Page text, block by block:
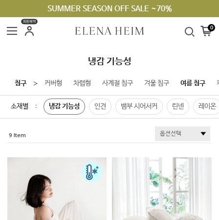
SUMMER SEASON OFF SALE ~70%
회원혜택
0
냉감 기능성
침구 ＞ 커버형 차렵형 사계절 침구 겨울 침구 여름 침구
소재별 : 냉감 기능성 인견 뱀부 시어서커 린넨 레이온
9